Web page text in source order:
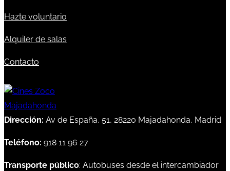
Hazte voluntario
Alquiler de salas
Contacto
Dirección: Av de España, 51, 28220 Majadahonda, Madrid
Teléfono: 918 11 96 27
Transporte público: Autobuses desde el intercambiador